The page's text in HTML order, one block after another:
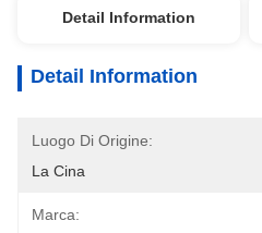
Detail Information
Detail Information
Luogo Di Origine:
La Cina
Marca: